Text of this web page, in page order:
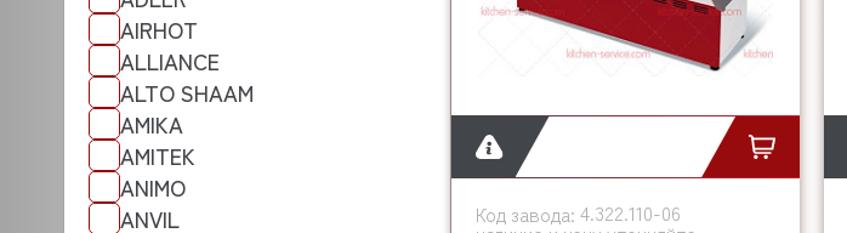
AIRHOT
ALLIANCE
ALTO SHAAM
AMIKA
AMITEK
ANIMO
ANVIL
Код завода: 4.322.110-06